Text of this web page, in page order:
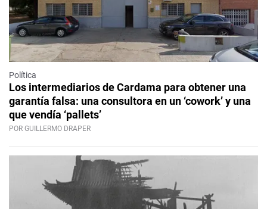
Política
Los intermediarios de Cardama para obtener una
garantía falsa: una consultora en un ‘cowork’ y una
que vendía ‘pallets’
POR GUILLERMO DRAPER